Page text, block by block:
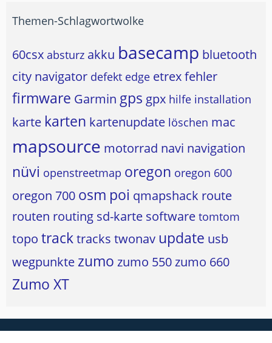
Themen-Schlagwortwolke
60csx absturz akku basecamp bluetooth
city navigator defekt edge etrexfehler
firmware Garmin gps gpx hilfe installation
karte karten kartenupdate löschen mac
mapsource motorrad navi navigation
nüvi openstreetmap oregon oregon 600
oregon 700 osm poi qmapshack route
routen routing sd-karte software tomtom
topo tracktracks twonav update usb
wegpunkte zumo zumo 550zumo 660
Zumo XT